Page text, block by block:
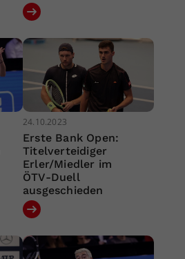
24.10.2023
Erste Bank Open:
Titelverteidiger
Erler/Miedler im
ÖTV-Duell
ausgeschieden